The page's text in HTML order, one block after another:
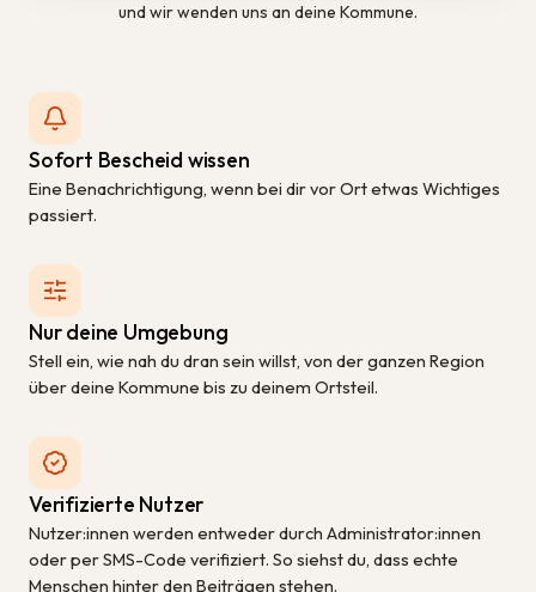
und wir wenden uns an deine Kommune.
Sofort Bescheid wissen
Eine Benachrichtigung, wenn bei dir vor Ort etwas Wichtiges
passiert.
Nur deine Umgebung
Stell ein, wie nah du dran sein willst, von der ganzen Region
über deine Kommune bis zu deinem Ortsteil.
Verifizierte Nutzer
Nutzer:innen werden entweder durch Administrator:innen
oder per SMS-Code verifiziert. So siehst du, dass echte
Menschen hinter den Beiträgen stehen.